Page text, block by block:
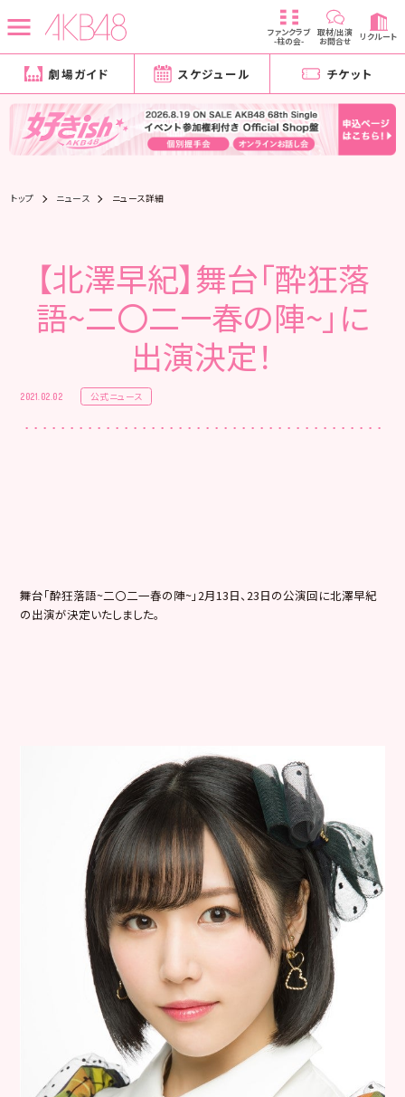
ファンクラブ
-柱の会-
取材/出演
お問合せ リクルート
劇場ガイド スケジュール チケット
トップ ニュース ニュース詳細
【北澤早紀】舞台「酔狂落
語~二〇二一春の陣~」に
出演決定！
2021.02.02 公式ニュース
舞台「酔狂落語~二〇二一春の陣~」2月13日、23日の公演回に北澤早紀
の出演が決定いたしました。